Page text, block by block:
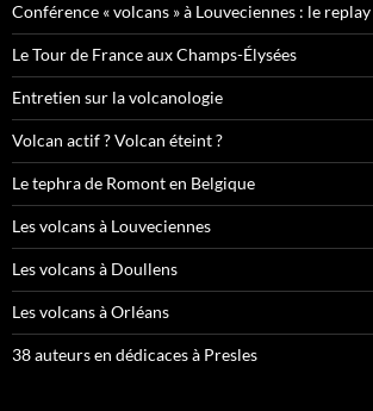
Conférence « volcans » à Louveciennes : le replay
Le Tour de France aux Champs-Élysées
Entretien sur la volcanologie
Volcan actif ? Volcan éteint ?
Le tephra de Romont en Belgique
Les volcans à Louveciennes
Les volcans à Doullens
Les volcans à Orléans
38 auteurs en dédicaces à Presles